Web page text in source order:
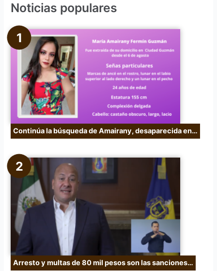
a
o
Noticias populares
Continúa la búsqueda de Amairany, desaparecida en…
Arresto y multas de 80 mil pesos son las sanciones…